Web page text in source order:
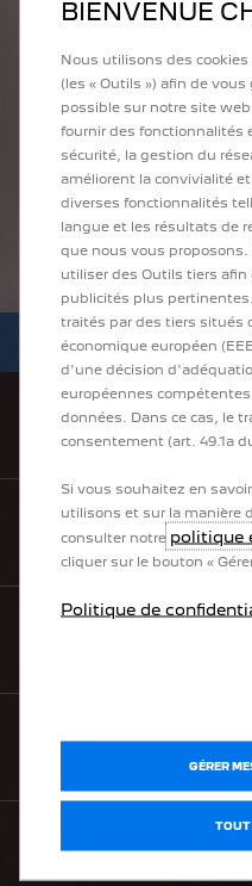
ESTIMER LE
RECHARGE
VÉHICULE
CONFIGUREZ
ACHETEZ EN LIGNE
TROUVEZ UN POINT
BESOIN D’AIDE
BIENVENUE
Nous utilisons des
(les « Outils ») afin de
possible sur notre site
fournir des fonctionnalités
sécurité, la gestion du
améliorent la convivialité
diverses fonctionnalités
langue et les résultats de
que nous vous
utiliser des Outils tiers afin
publicités plus
traités par des tiers situés
économique européen
d'une décision
européennes
données. Dans ce cas, le
consentement (art. 49.1a
Si vous souhaitez en
utilisons et sur la manière
consulter notre politique
cliquer sur le bouton «
Politique de
GÉRER
TOUT